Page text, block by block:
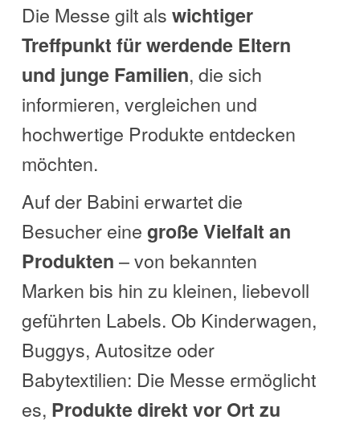
Die Messe gilt als wichtiger
Treffpunkt für werdende Eltern
und junge Familien, die sich
informieren, vergleichen und
hochwertige Produkte entdecken
möchten.
Auf der Babini erwartet die
Besucher eine große Vielfalt an
Produkten – von bekannten
Marken bis hin zu kleinen, liebevoll
geführten Labels. Ob Kinderwagen,
Buggys, Autositze oder
Babytextilien: Die Messe ermöglicht
es, Produkte direkt vor Ort zu